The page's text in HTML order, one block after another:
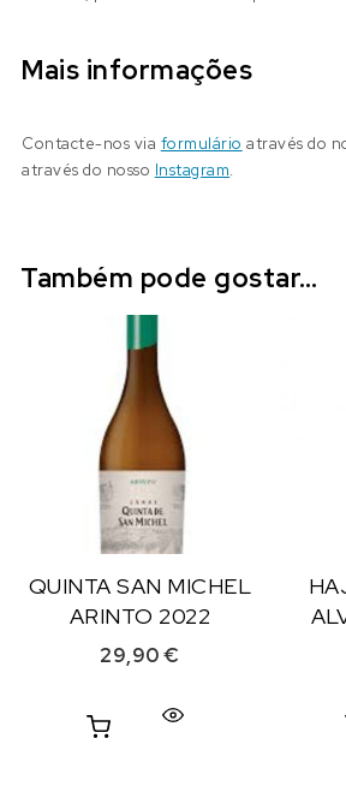
Mais informações
Contacte-nos via formulário através do
através do nosso Instagram.
Também pode gostar…
QUINTA SAN MICHEL
ARINTO 2022
29,90€